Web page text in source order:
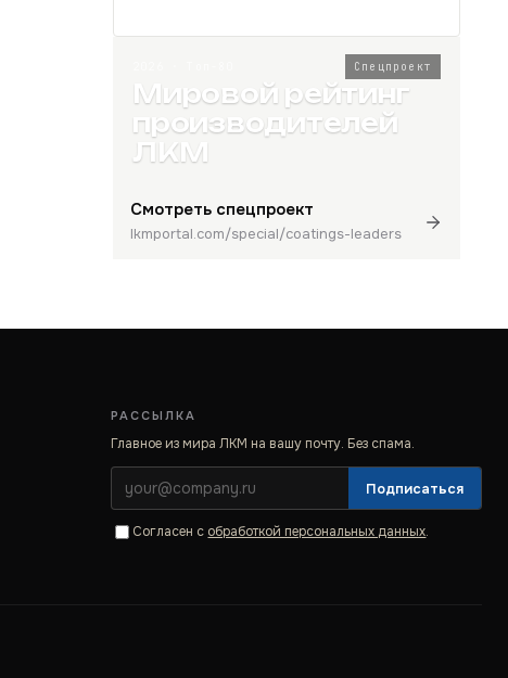
Спецпроект
Мировой рейтинг
производителей
ЛКМ
Смотреть спецпроект
lkmportal.com/special/coatings-leaders
РАССЫЛКА
Главное из мира ЛКМ на вашу почту. Без спама.
Подписаться
Согласен с обработкой персональных данных.